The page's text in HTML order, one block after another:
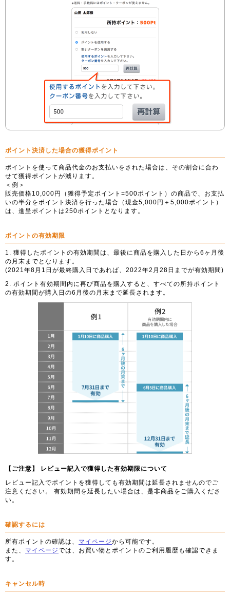
ポイント決済した場合の獲得ポイント
ポイントを使って商品代金のお支払いをされた場合は、その割合に合わ
せて獲得ポイントが減ります。
＜例＞
販売価格10,000円（獲得予定ポイント=500ポイント）の商品で、お支払
いの半分をポイント決済を行った場合（現金5,000円＋5,000ポイント）
は、進呈ポイントは250ポイントとなります。
ポイントの有効期限
1. 獲得したポイントの有効期間は、最後に商品を購入した日から6ヶ月後
の月末までとなります。
(2021年8月1日が最終購入日であれば、2022年2月28日までが有効期間)
2. ポイント有効期間内に再び商品を購入すると、すべての所持ポイント
の有効期間が購入日の6月後の月末まで延長されます。
【ご注意】 レビュー記入で獲得した有効期限について
レビュー記入でポイントを獲得しても有効期間は延長されませんのでご
注意ください。 有効期間を延長したい場合は、是非商品をご購入くださ
い。
確認するには
所有ポイントの確認は、 マイページから可能です。
また、 マイページでは、お買い物とポイントのご利用履歴も確認できま
す。
キャンセル時